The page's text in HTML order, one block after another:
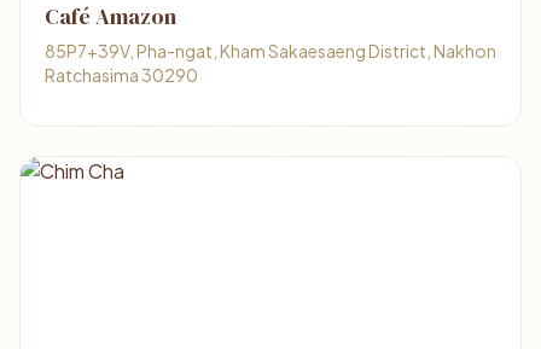
Café Amazon
85P7+39V, Pha-ngat, Kham Sakaesaeng District, Nakhon
Ratchasima 30290